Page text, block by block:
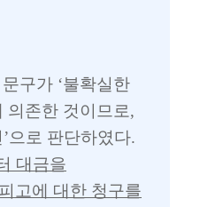
구가 ‘불확실한
의존한 것이므로,
으로 판단하였다.
대금을
고에 대한 청구를